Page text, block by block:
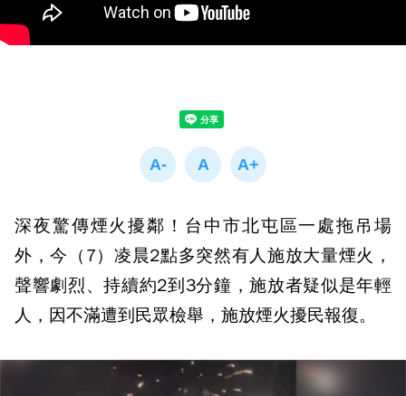
深夜驚傳煙火擾鄰！台中市北屯區一處拖吊場
外，今（7）凌晨2點多突然有人施放大量煙火，
聲響劇烈、持續約2到3分鐘，施放者疑似是年輕
人，因不滿遭到民眾檢舉，施放煙火擾民報復。